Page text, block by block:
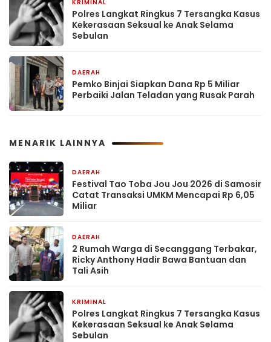
KRIMINAL
Polres Langkat Ringkus 7 Tersangka Kasus
Kekerasaan Seksual ke Anak Selama
Sebulan
DAERAH
Pemko Binjai Siapkan Dana Rp 5 Miliar
Perbaiki Jalan Teladan yang Rusak Parah
MENARIK LAINNYA
DAERAH
Festival Tao Toba Jou Jou 2026 di Samosir
Catat Transaksi UMKM Mencapai Rp 6,05
Miliar
DAERAH
2 Rumah Warga di Secanggang Terbakar,
Ricky Anthony Hadir Bawa Bantuan dan
Tali Asih
KRIMINAL
Polres Langkat Ringkus 7 Tersangka Kasus
Kekerasaan Seksual ke Anak Selama
Sebulan